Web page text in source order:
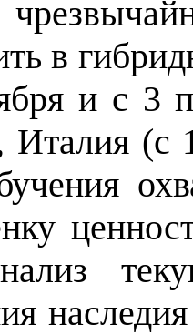
в
и с 3
Италия (с